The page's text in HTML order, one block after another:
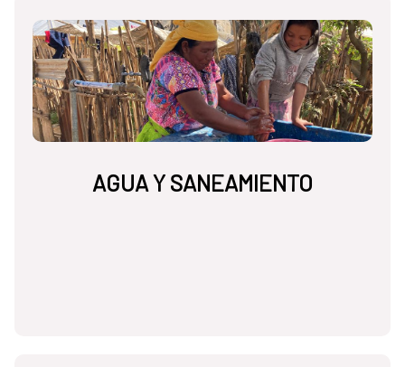
AGUA Y SANEAMIENTO